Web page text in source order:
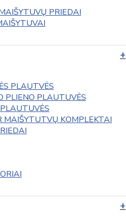
PRIEDAI
PLAUTVĖS
PLIENO PLAUTUVĖS
MAIŠYTUTVŲ KOMPLEKTAI